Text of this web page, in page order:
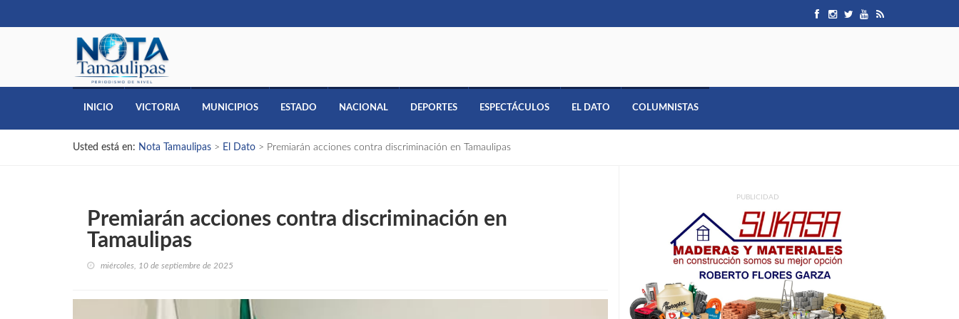
INICIO VICTORIA MUNICIPIOS ESTADO NACIONAL DEPORTES ESPECTÁCULOS EL DATO COLUMNISTAS
Usted está en: Nota Tamaulipas > El Dato > Premiarán acciones contra discriminación en Tamaulipas
Premiarán acciones contra discriminación en
Tamaulipas
miércoles, 10 de septiembre de 2025
PUBLICIDAD